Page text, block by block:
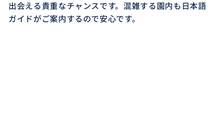
出会える貴重なチャンスです。混雑する園内も日本語
ガイドがご案内するので安心です。